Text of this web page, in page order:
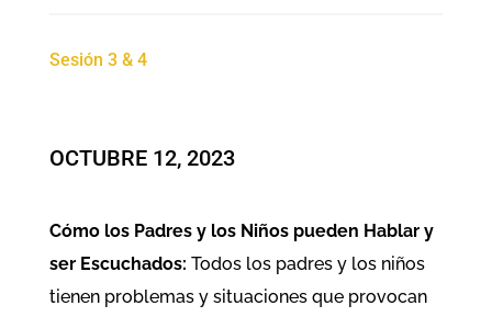
Sesión 3 & 4
OCTUBRE 12, 2023
Cómo los Padres y los Niños pueden Hablar y
ser Escuchados: Todos los padres y los niños
tienen problemas y situaciones que provocan